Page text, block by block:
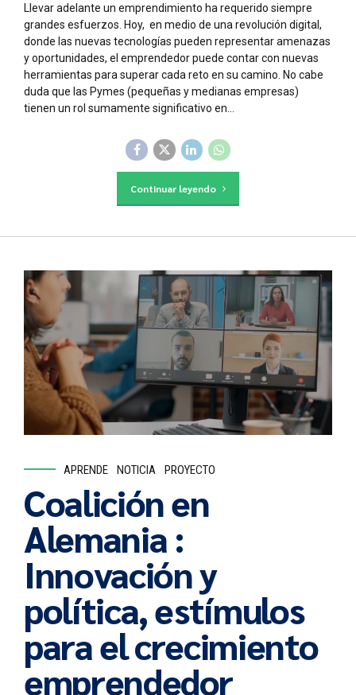
Llevar adelante un emprendimiento ha requerido siempre
grandes esfuerzos. Hoy, en medio de una revolución digital,
donde las nuevas tecnologías pueden representar amenazas
y oportunidades, el emprendedor puede contar con nuevas
herramientas para superar cada reto en su camino. No cabe
duda que las Pymes (pequeñas y medianas empresas)
tienen un rol sumamente significativo en...
Continuar leyendo
APRENDE NOTICIA PROYECTO
Coalición en
Alemania :
Innovación y
política, estímulos
para el crecimiento
emprendedor